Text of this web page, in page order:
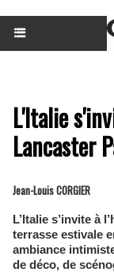
L'Italie
Lancaster
Jean-Louis CORGIER
L’Italie s’invite à
terrasse estivale
ambiance
de déco, de